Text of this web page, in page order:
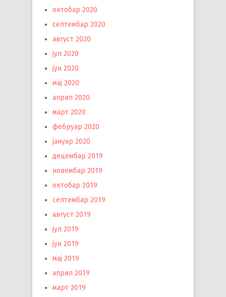
октобар 2020
септембар 2020
август 2020
јул 2020
јун 2020
мај 2020
април 2020
март 2020
фебруар 2020
јануар 2020
децембар 2019
новембар 2019
октобар 2019
септембар 2019
август 2019
јул 2019
јун 2019
мај 2019
април 2019
март 2019